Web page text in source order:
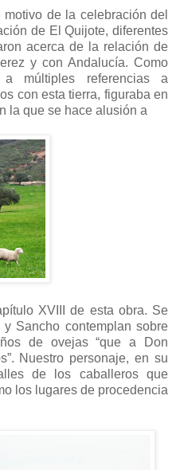
de la celebración del
de El Quijote, diferentes
acerca de la relación de
y con Andalucía. Como
a múltiples referencias a
con esta tierra, figuraba en
la que se hace alusión a
XVIII de esta obra. Se
Sancho contemplan sobre
de ovejas “que a Don
Nuestro personaje, en su
de los caballeros que
los lugares de procedencia